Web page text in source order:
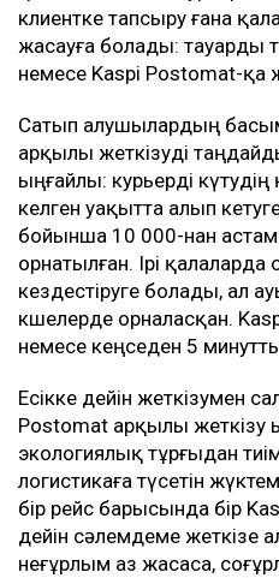
клиентке тапсыру ғана
жасауға болады: тауарды
немесе Kaspi Postomat-қа
Сатып алушылардың басым
арқылы жеткізуді
ыңғайлы: курьерді
келген уақытта алып
бойынша 10 000-нан
орнатылған. Ірі
кездестіруге болады, ал
көшелерде орналасқан.
немесе кеңседен 5
Есікке дейін жеткізумен
Postomat арқылы жеткізу
экологиялық тұрғыдан
логистикаға түсетін
бір рейс барысында бір
дейін сәлемдеме жеткізе
неғұрлым аз жасаса,